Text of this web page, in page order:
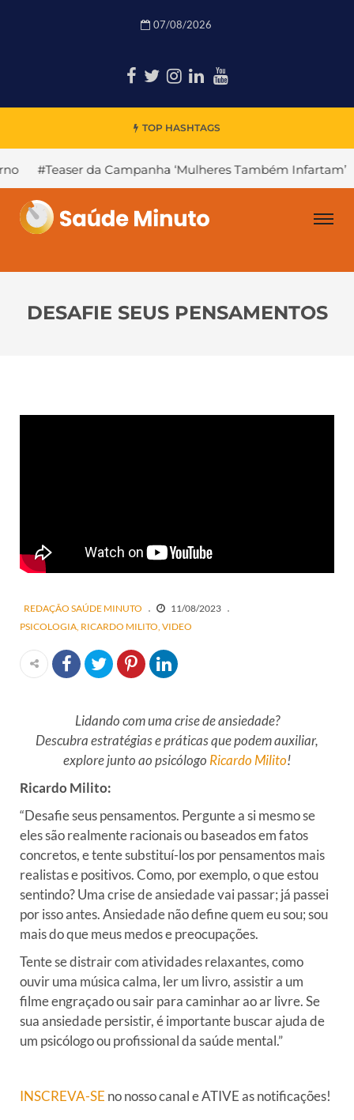
07/08/2026
TOP HASHTAGS
‘Mulheres Também Infartam’ #Declínio
DESAFIE SEUS PENSAMENTOS
REDAÇÃO SAÚDE MINUTO
11/08/2023
PSICOLOGIA RICARDO MILITO VIDEO
Lidando com uma crise de ansiedade?
Descubra estratégias e práticas que podem auxiliar,
explore junto ao psicólogo Ricardo Milito!
Ricardo Milito:
“Desafie seus pensamentos. Pergunte a si mesmo se
eles são realmente racionais ou baseados em fatos
concretos, e tente substituí-los por pensamentos mais
realistas e positivos. Como, por exemplo, o que estou
sentindo? Uma crise de ansiedade vai passar; já passei
por isso antes. Ansiedade não define quem eu sou; sou
mais do que meus medos e preocupações.
Tente se distrair com atividades relaxantes, como
ouvir uma música calma, ler um livro, assistir a um
filme engraçado ou sair para caminhar ao ar livre. Se
sua ansiedade persistir, é importante buscar ajuda de
um psicólogo ou profissional da saúde mental.”
INSCREVA-SE no nosso canal e ATIVE as notificações!